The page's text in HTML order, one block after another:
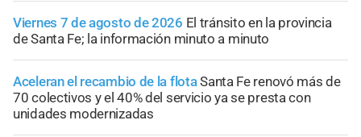
Viernes 7 de agosto de 2026 El tránsito en la provincia
de Santa Fe; la información minuto a minuto
Aceleran el recambio de la flotaSanta Fe renovó más de
70 colectivos y el 40% del servicio ya se presta con
unidades modernizadas